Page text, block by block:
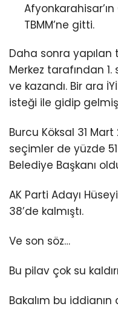
TBMM’ne gitti.
Daha sonra
Merkez tarafından
ve kazandı. Bir ara
isteği ile gidip
Burcu Köksal 31
seçimler de yüzde
Belediye Başkanı
AK Parti Adayı
38’de kalmıştı.
Ve son söz…
Bu pilav çok su
Bakalım bu iddianın